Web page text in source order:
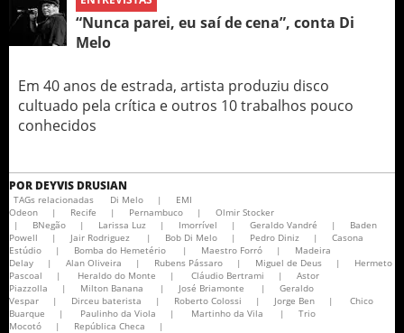
“Nunca parei, eu saí de cena”, conta Di
Melo
Em 40 anos de estrada, artista produziu disco
cultuado pela crítica e outros 10 trabalhos pouco
conhecidos
POR DEYVIS DRUSIAN
TAGs relacionadas Di Melo |
EMI
Odeon
| Recife | Pernambuco |
Olmir Stocker
|
BNegão | Larissa Luz | Imorrível | Geraldo Vandré |
Baden
Powell
| Jair Rodriguez | Bob Di Melo | Pedro Diniz |
Casona
Estúdio
| Bomba do Hemetério | Maestro Forró |
Madeira
Delay
| Alan Oliveira | Rubens Pássaro | Miguel de Deus |
Hermeto
Pascoal
| Heraldo do Monte | Cláudio Bertrami |
Astor
Piazzolla
| Milton Banana | José Briamonte |
Geraldo
Vespar
| Dirceu baterista | Roberto Colossi | Jorge Ben |
Chico
Buarque
| Paulinho da Viola | Martinho da Vila |
Trio
Mocotó
| República Checa |